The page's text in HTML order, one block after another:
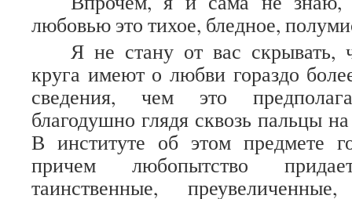
любовью это тихое, бледное,
Я не стану от вас скрывать,
круга имеют о любви гораздо
сведения, чем это
благодушно глядя сквозь пальцы
В институте об этом предмете
причем любопытство
таинственные,